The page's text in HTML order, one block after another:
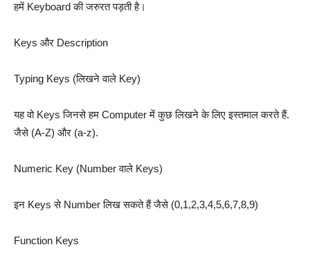
हमें Keyboard की जरुरत पड़ती है।
Keys और Description
Typing Keys (लिखने वाले Key)
यह वो Keys जिनसे हम Computer में कुछ लिखने के लिए इस्तमाल करते हैं.
जैसे (A-Z) और (a-z).
Numeric Key (Number वाले Keys)
इन Keys से Number लिख सकते हैं जैसे (0,1,2,3,4,5,6,7,8,9)
Function Keys